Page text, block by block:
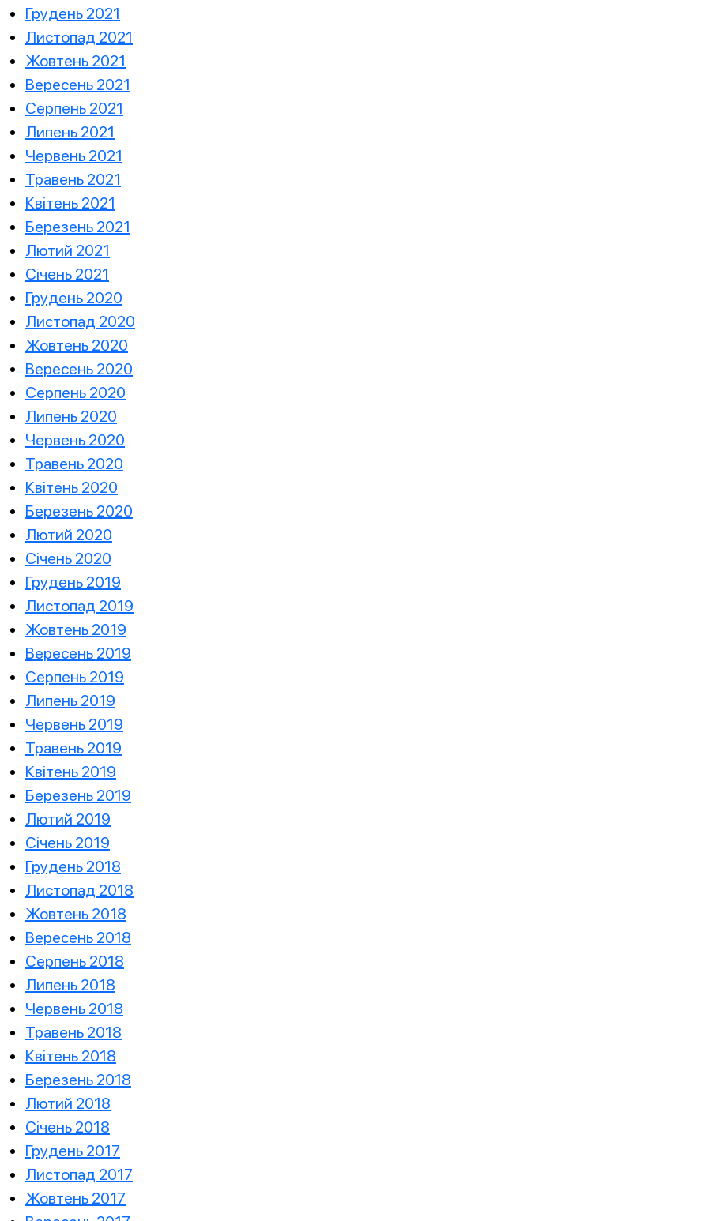
Грудень 2021
Листопад 2021
Жовтень 2021
Вересень 2021
Серпень 2021
Липень 2021
Червень 2021
Травень 2021
Квітень 2021
Березень 2021
Лютий 2021
Січень 2021
Грудень 2020
Листопад 2020
Жовтень 2020
Вересень 2020
Серпень 2020
Липень 2020
Червень 2020
Травень 2020
Квітень 2020
Березень 2020
Лютий 2020
Січень 2020
Грудень 2019
Листопад 2019
Жовтень 2019
Вересень 2019
Серпень 2019
Липень 2019
Червень 2019
Травень 2019
Квітень 2019
Березень 2019
Лютий 2019
Січень 2019
Грудень 2018
Листопад 2018
Жовтень 2018
Вересень 2018
Серпень 2018
Липень 2018
Червень 2018
Травень 2018
Квітень 2018
Березень 2018
Лютий 2018
Січень 2018
Грудень 2017
Листопад 2017
Жовтень 2017